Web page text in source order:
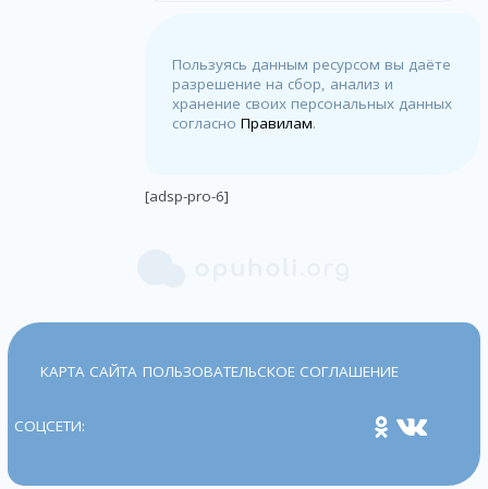
Пользуясь данным ресурсом вы даёте
разрешение на сбор, анализ и
хранение своих персональных данных
согласноПравилам.
[adsp-pro-6]
КАРТА САЙТА ПОЛЬЗОВАТЕЛЬСКОЕ СОГЛАШЕНИЕ
СОЦСЕТИ: